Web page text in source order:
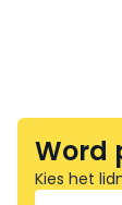
Word
Kies het